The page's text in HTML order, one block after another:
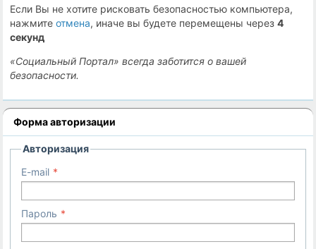
Если Вы не хотите рисковать безопасностью компьютера,
нажмитеотмена, иначе вы будете перемещены через4
секунд
«Социальный Портал» всегда заботится о вашей
безопасности.
Форма авторизации
Авторизация
E-mail
Пароль